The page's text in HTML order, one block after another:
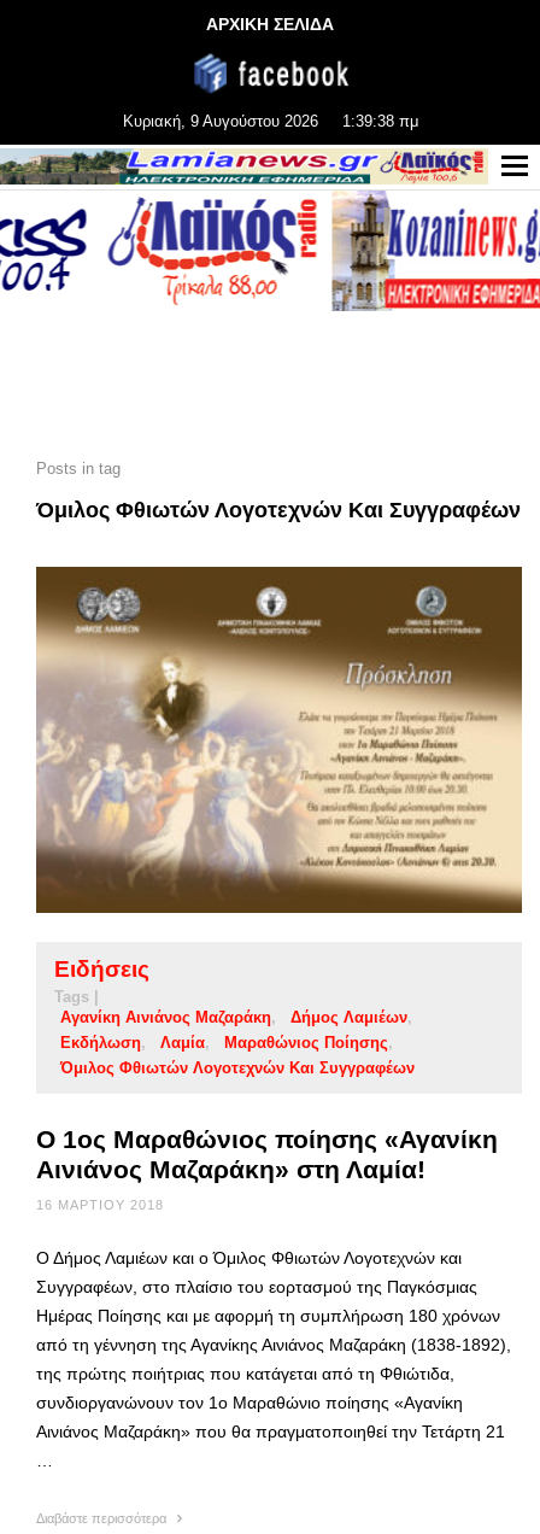
ΑΡΧΙΚΗ ΣΕΛΙΔΑ
Κυριακή, 9 Αυγούστου 2026 1:39:39 πμ
Posts in tag
Όμιλος Φθιωτών Λογοτεχνών Και Συγγραφέων
Ειδήσεις
Tags |
Αγανίκη Αινιάνος Μαζαράκη
Δήμος Λαμιέων
Εκδήλωση
Λαμία
Μαραθώνιος Ποίησης
Όμιλος Φθιωτών Λογοτεχνών Και Συγγραφέων
Ο 1ος Μαραθώνιος ποίησης «Αγανίκη
Αινιάνος Μαζαράκη» στη Λαμία!
16 ΜΑΡΤΊΟΥ 2018
Ο Δήμος Λαμιέων και ο Όμιλος Φθιωτών Λογοτεχνών και
Συγγραφέων, στο πλαίσιο του εορτασμού της Παγκόσμιας
Ημέρας Ποίησης και με αφορμή τη συμπλήρωση 180 χρόνων
από τη γέννηση της Αγανίκης Αινιάνος Μαζαράκη (1838-1892),
της πρώτης ποιήτριας που κατάγεται από τη Φθιώτιδα,
συνδιοργανώνουν τον 1ο Μαραθώνιο ποίησης «Αγανίκη
Αινιάνος Μαζαράκη» που θα πραγματοποιηθεί την Τετάρτη 21
Διαβάστε περισσότερα